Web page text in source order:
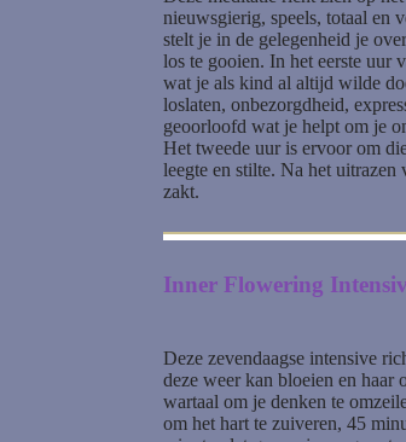
nieuwsgierig, speels, totaal en
stelt je in de gelegenheid je
los te gooien. In het eerste uur
wat je als kind al altijd wilde
loslaten, onbezorgdheid,
geoorloofd wat je helpt om je
Het tweede uur is ervoor om
leegte en stilte. Na het
zakt.
Inner Flowering
Deze zevendaagse intensive
deze weer kan bloeien en haar
wartaal om je denken te
om het hart te zuiveren, 45